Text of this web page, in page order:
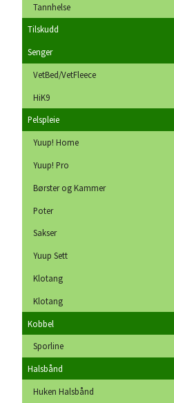
Tannhelse
Tilskudd
Senger
VetBed/VetFleece
HiK9
Pelspleie
Yuup! Home
Yuup! Pro
Børster og Kammer
Poter
Sakser
Yuup Sett
Klotang
Klotang
Kobbel
Sporline
Halsbånd
Huken Halsbånd